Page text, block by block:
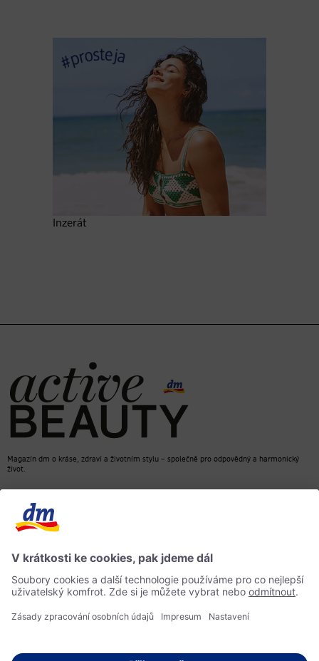
Inzerát
Magazín dm o kráse, zdraví a životním stylu – společně pro odpovědný a harmonický
život.
Směrnice pro umělou inteligenci